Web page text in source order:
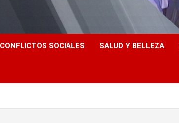
CONFLICTOS SOCIALES SALUD Y BELLEZA